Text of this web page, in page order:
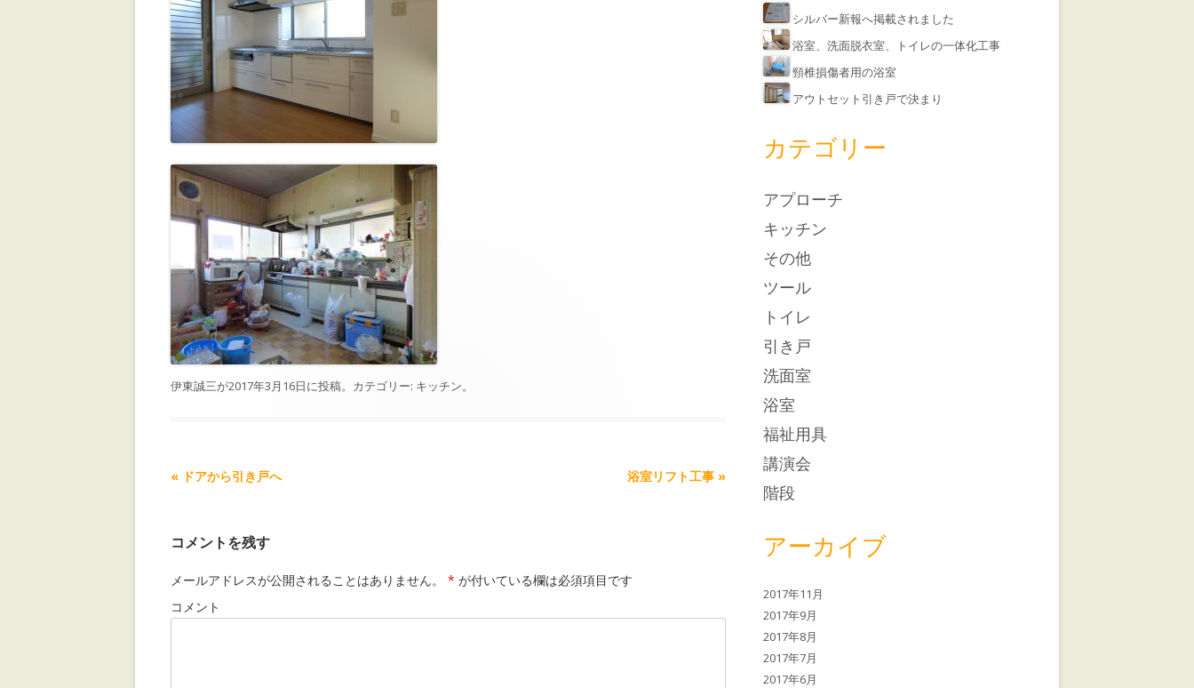
伊東誠三が2017年3月16日に投稿。カテゴリー: キッチン。
記事ナビゲーション
« ドアから引き戸へ 浴室リフト工事 »
コメントを残す
メールアドレスが公開されることはありません。 * が付いている欄は必須項目です
コメント
シルバー新報へ掲載されました
浴室、洗面脱衣室、トイレの一体化工事
頸椎損傷者用の浴室
アウトセット引き戸で決まり
カテゴリー
アプローチ
キッチン
その他
ツール
トイレ
引き戸
洗面室
浴室
福祉用具
講演会
階段
アーカイブ
2017年11月
2017年9月
2017年8月
2017年7月
2017年6月